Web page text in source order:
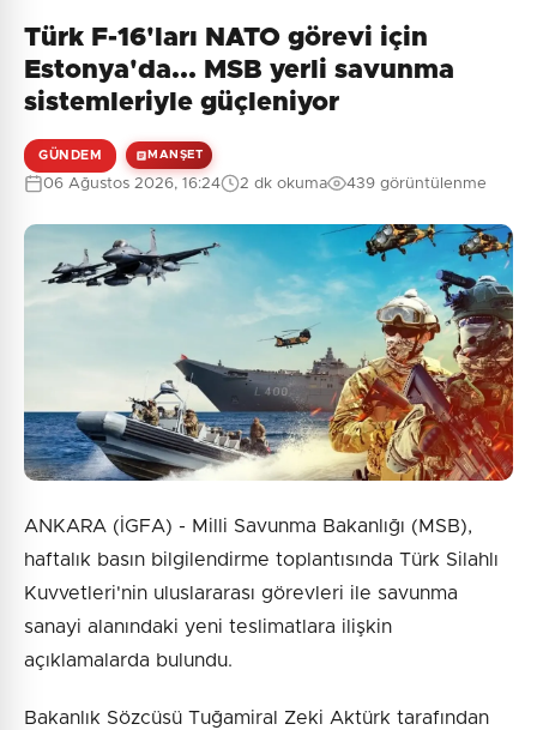
Türk F-16'ları NATO görevi için
Estonya'da... MSB yerli savunma
sistemleriyle güçleniyor
GÜNDEM MANŞET
06 Ağustos 2026, 16:24 2 dk okuma 439 görüntülenme
ANKARA (İGFA) - Milli Savunma Bakanlığı (MSB),
haftalık basın bilgilendirme toplantısında Türk Silahlı
Kuvvetleri'nin uluslararası görevleri ile savunma
sanayi alanındaki yeni teslimatlara ilişkin
açıklamalarda bulundu.
Bakanlık Sözcüsü Tuğamiral Zeki Aktürk tarafından